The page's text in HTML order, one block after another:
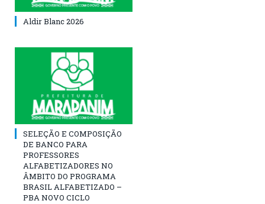
Aldir Blanc 2026
SELEÇÃO E COMPOSIÇÃO
DE BANCO PARA
PROFESSORES
ALFABETIZADORES NO
ÂMBITO DO PROGRAMA
BRASIL ALFABETIZADO –
PBA NOVO CICLO